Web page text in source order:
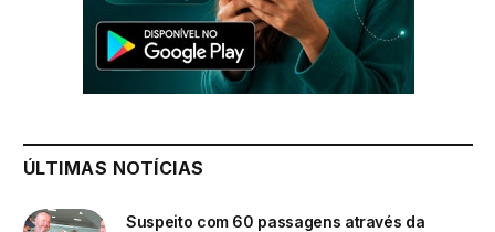
ÚLTIMAS NOTÍCIAS
Suspeito com 60 passagens através da